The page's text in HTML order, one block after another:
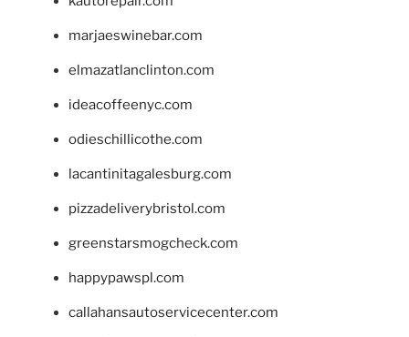
marjaeswinebar.com
elmazatlanclinton.com
ideacoffeenyc.com
odieschillicothe.com
lacantinitagalesburg.com
pizzadeliverybristol.com
greenstarsmogcheck.com
happypawspl.com
callahansautoservicecenter.com